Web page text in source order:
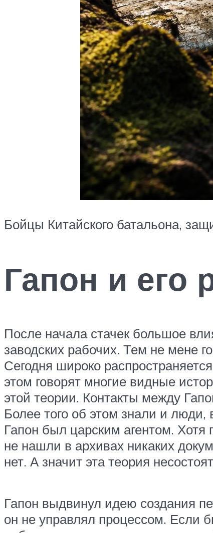
Бойцы Китайского батальона,
Гапон и его
После начала стачек большое
заводских рабочих. Тем не мене
Сегодня широко
этом говорят многие видные
этой теории. Контакты между
Более того об этом знали и
Гапон был царским агентом.
не нашли в архивах никаких
нет. А значит эта теория
Гапон выдвинул идею создания
он не управлял процессом. Если